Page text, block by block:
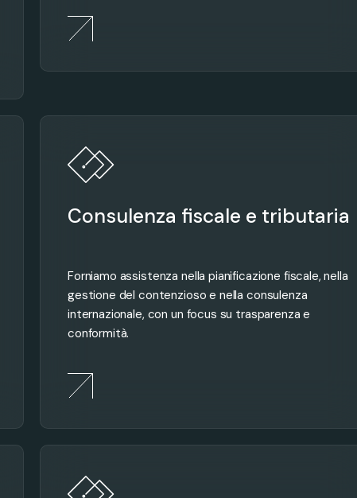
Consulenza fiscale e tributaria
Forniamo assistenza nella pianificazione fiscale, nella
gestione del contenzioso e nella consulenza
internazionale, con un focus su trasparenza e
conformità.